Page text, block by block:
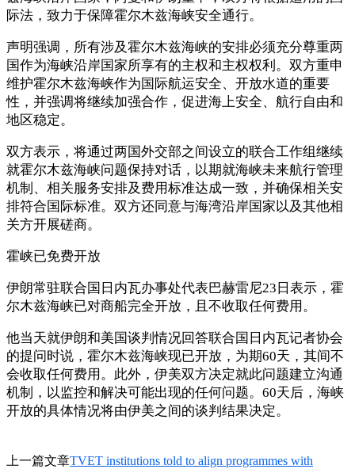
际法，致力于保障霍尔木兹海峡安全通行。
声明强调，所有涉及霍尔木兹海峡的安排必须充分尊重两
国作为海峡沿岸国家所享有的主权和主权权利。双方重申
维护霍尔木兹海峡作为国际航运安全、开放水道的重要
性，并强调将继续加强合作，促进海上安全、航行自由和
地区稳定。
双方表示，将通过两国外交部之间设立的联合工作组继续
就霍尔木兹海峡问题保持对话，以期就海峡未来航行管理
机制、相关服务安排及费用标准达成一致，并确保相关安
排符合国际标准。双方还同意与海湾沿岸国家以及其他相
关方开展磋商。
霍峡已免费开放
伊朗常驻联合国日内瓦办事处代表巴赫雷尼23日表示，霍
尔木兹海峡已对商船完全开放，且不收取任何费用。
他当天就伊朗和美国谈判情况回答联合国日内瓦记者协会
的提问时说，霍尔木兹海峡现已开放，为期60天，其间不
会收取任何费用。此外，伊美双方决定就此问题建立沟通
机制，以监控和解决可能出现的任何问题。60天后，海峡
开放的具体情况将由伊美之间的谈判结果决定。
上一篇文章TVET institutions told to align programmes with